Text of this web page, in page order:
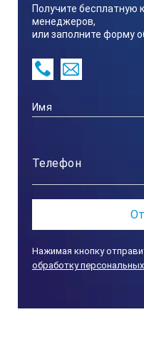
нержавеющая сталь
Питание
380 вольт
Мощность
7,5 кВт
Получите бесплатную
менеджеров,
или заполните форму
Нажимая кнопку
обработку